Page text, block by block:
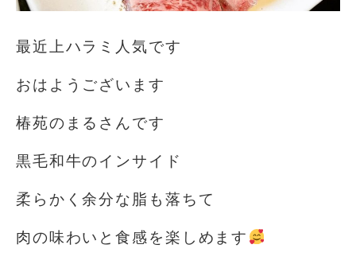
最近上ハラミ人気です
おはようございます️
椿苑のまるさんです
黒毛和牛のインサイド
柔らかく余分な脂も落ちて
肉の味わいと食感を楽しめます